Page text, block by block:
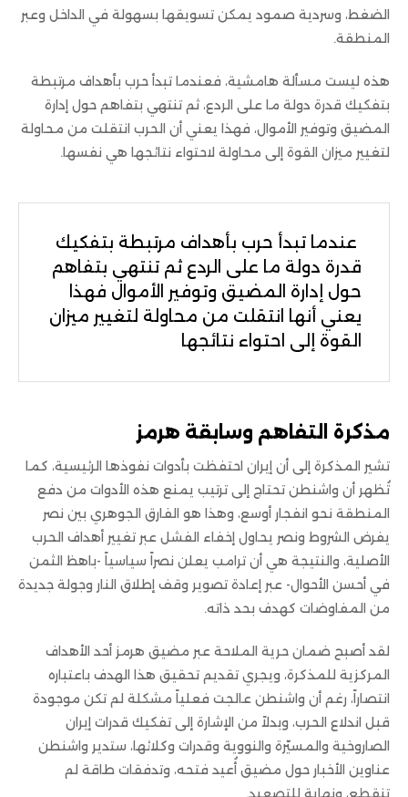
الضغط، وسردية صمود يمكن تسويقها بسهولة في الداخل وعبر
المنطقة.
هذه ليست مسألة هامشية، فعندما تبدأ حرب بأهداف مرتبطة
بتفكيك قدرة دولة ما على الردع، ثم تنتهي بتفاهم حول إدارة
المضيق وتوفير الأموال، فهذا يعني أن الحرب انتقلت من محاولة
لتغيير ميزان القوة إلى محاولة لاحتواء نتائجها هي نفسها.
عندما تبدأ حرب بأهداف مرتبطة بتفكيك
قدرة دولة ما على الردع ثم تنتهي بتفاهم
حول إدارة المضيق وتوفير الأموال فهذا
يعني أنها انتقلت من محاولة لتغيير ميزان
القوة إلى احتواء نتائجها
مذكرة التفاهم وسابقة هرمز
تشير المذكرة إلى أن إيران احتفظت بأدوات نفوذها الرئيسية، كما
تُظهر أن واشنطن تحتاج إلى ترتيب يمنع هذه الأدوات من دفع
المنطقة نحو انفجار أوسع، وهذا هو الفارق الجوهري بين نصر
يفرض الشروط ونصر يحاول إخفاء الفشل عبر تغيير أهداف الحرب
الأصلية، والنتيجة هي أن ترامب يعلن نصراً سياسياً -باهظ الثمن
في أحسن الأحوال- عبر إعادة تصوير وقف إطلاق النار وجولة جديدة
من المفاوضات كهدف بحد ذاته.
لقد أصبح ضمان حرية الملاحة عبر مضيق هرمز أحد الأهداف
المركزية للمذكرة، ويجري تقديم تحقيق هذا الهدف باعتباره
انتصاراً، رغم أن واشنطن عالجت فعلياً مشكلة لم تكن موجودة
قبل اندلاع الحرب، وبدلاً من الإشارة إلى تفكيك قدرات إيران
الصاروخية والمسيّرة والنووية وقدرات وكلائها، ستدير واشنطن
عناوين الأخبار حول مضيق أُعيد فتحه، وتدفقات طاقة لم